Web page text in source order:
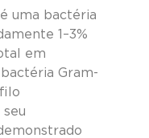
uma bactéria
1–3%
em
bactéria Gram-